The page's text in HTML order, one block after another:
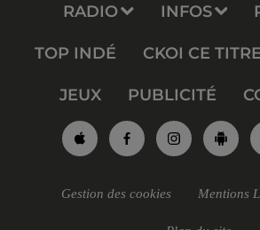
RADIO INFOS
TOP INDÉ CKOI CE
JEUX PUBLICITÉ
Gestion des cookies Mentions